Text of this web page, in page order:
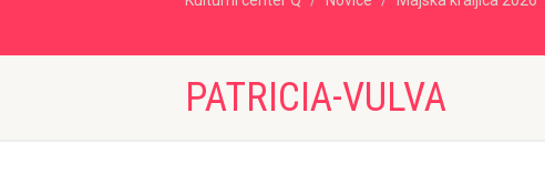
PATRICIA-VULVA